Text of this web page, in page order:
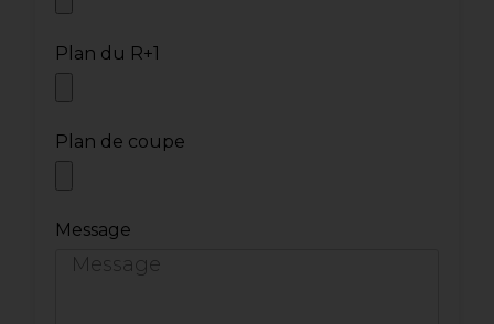
Plan du R+1
Plan de coupe
Message